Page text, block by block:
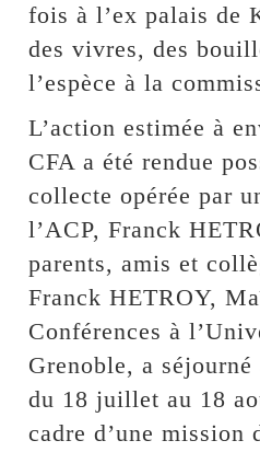
fois à l’ex palais de
des vivres, des
l’espèce à la
L’action estimée à
CFA a été rendue
collecte opérée par
l’ACP, Franck
parents, amis et
Franck HETROY,
Conférences à
Grenoble, a
du 18 juillet au 18
cadre d’une mission